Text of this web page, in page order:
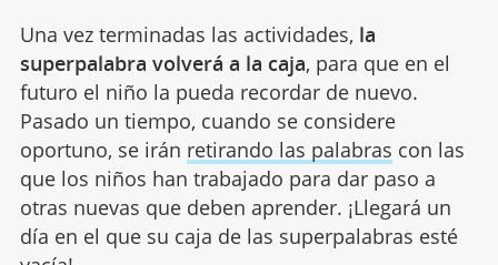
Una vez terminadas las actividades, la
superpalabra volverá a la caja, para que en el
futuro el niño la pueda recordar de nuevo.
Pasado un tiempo, cuando se considere
oportuno, se irán retirando las palabras con las
que los niños han trabajado para dar paso a
otras nuevas que deben aprender. ¡Llegará un
día en el que su caja de las superpalabras esté